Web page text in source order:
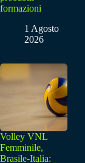
formazioni
1 Agosto
2026
Volley VNL
Femminile,
Brasile-Italia: